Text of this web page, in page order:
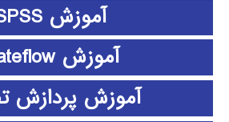
آموزش SPSS
آموزش stateflow
آموزش پردازش